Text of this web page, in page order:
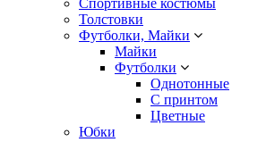
Спортивные костюмы
Толстовки
Футболки, Майки
Майки
Футболки
Однотонные
С принтом
Цветные
Юбки